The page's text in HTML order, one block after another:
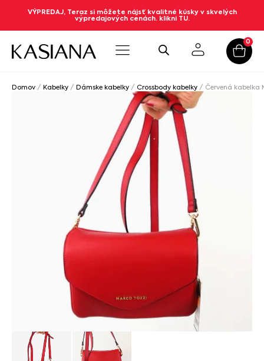
VÝPREDAJ, Teraz si môžete nájsť kvalitné kúsky v skvelých
výpredajových cenách. klikni TU.
0
Domov / Kabelky / Dámske kabelky / Crossbody kabelky / Červená kabelka